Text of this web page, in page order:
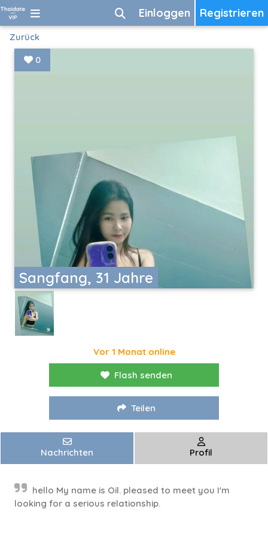
Registrieren
Einloggen
Zurück
Sangfang, 31 Jahre
0
Vor 1 Monat online
Flash senden
Teilen
Nachrichten Profil
hello My name is Oil. pleased to meet you I'm
looking for a serious relationship.